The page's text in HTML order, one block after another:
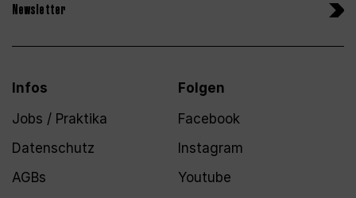
Newsletter
Infos
Jobs / Praktika
Datenschutz
AGBs
Folgen
Facebook
Instagram
Youtube